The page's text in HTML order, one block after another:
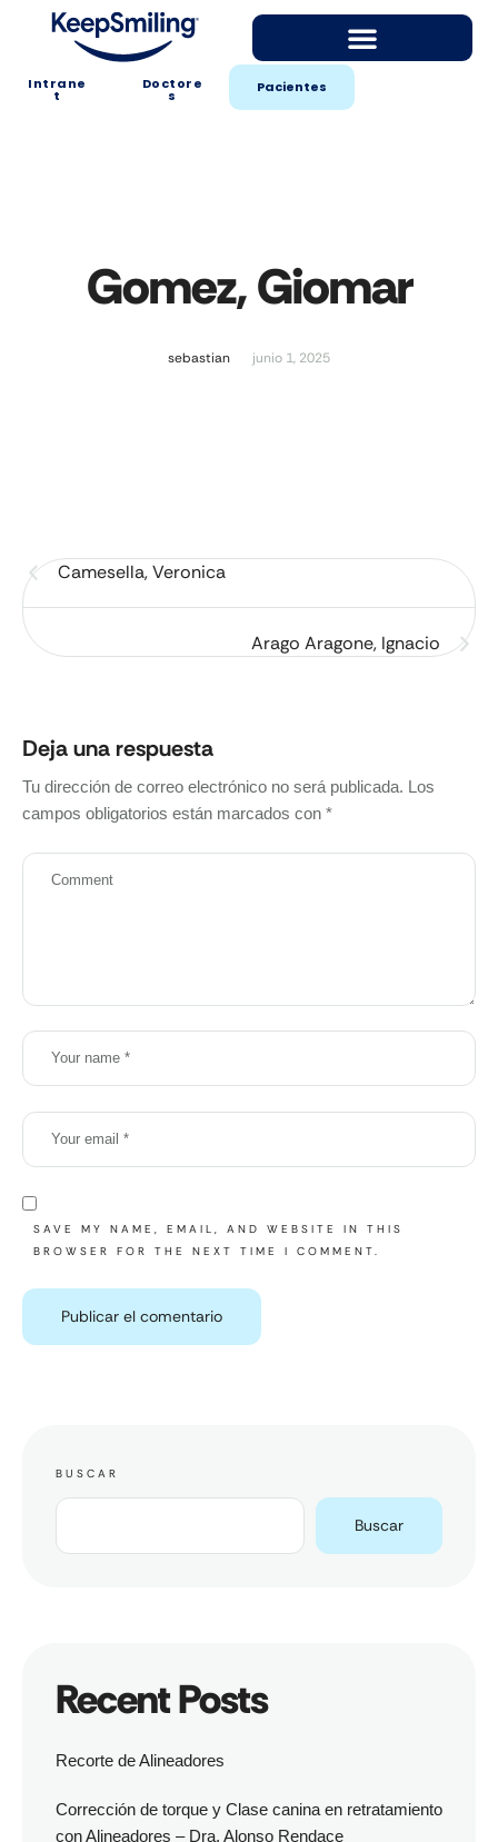
Intrane
t
Doctore
s Pacientes
Gomez, Giomar
sebastian junio 1, 2025
Camesella, Veronica
Arago Aragone, Ignacio
Deja una respuesta
Tu dirección de correo electrónico no será publicada. Los
campos obligatorios están marcados con *
SAVE MY NAME, EMAIL, AND WEBSITE IN THIS
BROWSER FOR THE NEXT TIME I COMMENT.
BUSCAR
Buscar
Recent Posts
Recorte de Alineadores
Corrección de torque y Clase canina en retratamiento
con Alineadores – Dra. Alonso Rendace